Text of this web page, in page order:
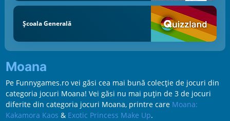
Școala Generală
Moana
Pe Funnygames.ro vei găsi cea mai bună colecție de jocuri din
categoria jocuri Moana! Vei găsi nu mai puțin de 3 de jocuri
diferite din categoria jocuri Moana, printre care Moana:
Kakamora Kaos & Exotic Princess Make Up.